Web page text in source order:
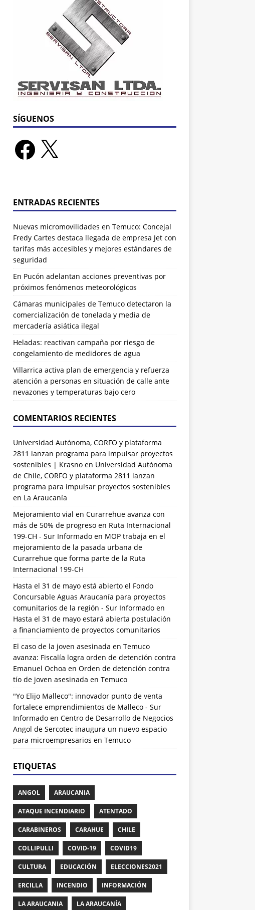
SÍGUENOS
ENTRADAS RECIENTES
Nuevas micromovilidades en Temuco: Concejal
Fredy Cartes destaca llegada de empresa Jet con
tarifas más accesibles y mejores estándares de
seguridad
En Pucón adelantan acciones preventivas por
próximos fenómenos meteorológicos
Cámaras municipales de Temuco detectaron la
comercialización de tonelada y media de
mercadería asiática ilegal
Heladas: reactivan campaña por riesgo de
congelamiento de medidores de agua
Villarrica activa plan de emergencia y refuerza
atención a personas en situación de calle ante
nevazones y temperaturas bajo cero
COMENTARIOS RECIENTES
Universidad Autónoma, CORFO y plataforma
2811 lanzan programa para impulsar proyectos
sostenibles | Krasnoen Universidad Autónoma
de Chile, CORFO y plataforma 2811 lanzan
programa para impulsar proyectos sostenibles
en La Araucanía
Mejoramiento vial en Curarrehue avanza con
más de 50% de progreso en Ruta Internacional
199-CH - Sur Informadoen MOP trabaja en el
mejoramiento de la pasada urbana de
Curarrehue que forma parte de la Ruta
Internacional 199-CH
Hasta el 31 de mayo está abierto el Fondo
Concursable Aguas Araucanía para proyectos
comunitarios de la región - Sur Informadoen
Hasta el 31 de mayo estará abierta postulación
a financiamiento de proyectos comunitarios
El caso de la joven asesinada en Temuco
avanza: Fiscalía logra orden de detención contra
Emanuel Ochoa en Orden de detención contra
tío de joven asesinada en Temuco
"Yo Elijo Malleco": innovador punto de venta
fortalece emprendimientos de Malleco - Sur
Informadoen Centro de Desarrollo de Negocios
Angol de Sercotec inaugura un nuevo espacio
para microempresarios en Temuco
ETIQUETAS
ANGOL ARAUCANIA
ATAQUE INCENDIARIO ATENTADO
CARABINEROS CARAHUE CHILE
COLLIPULLI COVID-19 COVID19
CULTURA EDUCACIÓN ELECCIONES2021
ERCILLA INCENDIO INFORMACIÓN
LA ARAUCANIA LA ARAUCANÍA